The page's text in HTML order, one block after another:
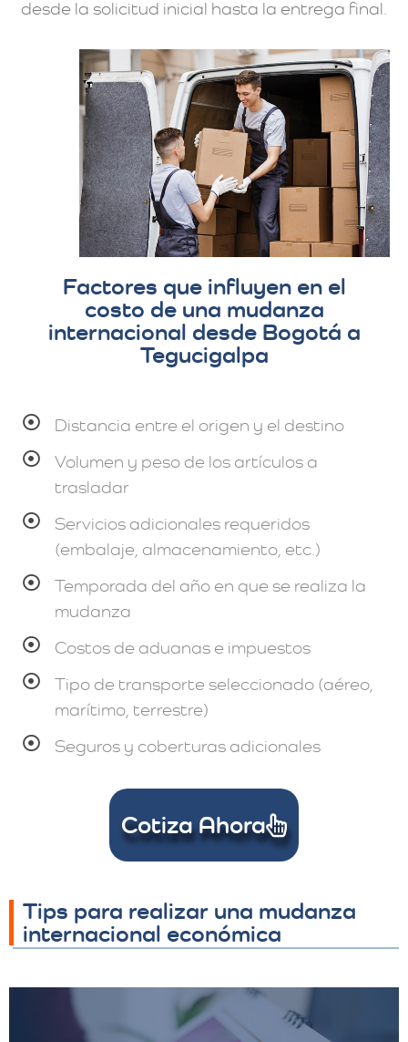
desde la solicitud inicial hasta la entrega final.
Factores que influyen en el
costo de una mudanza
internacional desde Bogotá a
Tegucigalpa
Distancia entre el origen y el destino
Volumen y peso de los artículos a
trasladar
Servicios adicionales requeridos
(embalaje, almacenamiento, etc.)
Temporada del año en que se realiza la
mudanza
Costos de aduanas e impuestos
Tipo de transporte seleccionado (aéreo,
marítimo, terrestre)
Seguros y coberturas adicionales
Cotiza Ahora
Tips para realizar una mudanza
internacional económica